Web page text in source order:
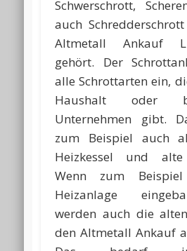
Schwerschrott,
auch
Altmetall Ankauf
gehört. Der
alle Schrottarten ein,
Haushalt oder
Unternehmen gibt.
zum Beispiel auch
Heizkessel und alte
Wenn zum
Heizanlage
werden auch die
den Altmetall Ankauf